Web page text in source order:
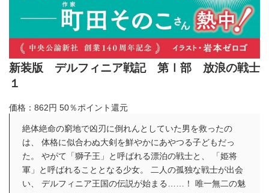
新装版 デルフィニア戦記 第Ⅰ部 放浪の戦士
１
価格：862円 50％ポイント還元
絶体絶命の窮地で凶刃に倒れんとしていた男を救ったの
は、 体格に似合わぬ大剣を鮮やかにあやつる子どもだっ
た。 やがて「獅子王」と呼ばれる漂泊の戦士と、 「姫将
軍」と呼ばれることとなる少女。 二人の孤独な戦士が出会
い、 デルフィニア王国の伝説が始まる……！ 唯一無二の魅